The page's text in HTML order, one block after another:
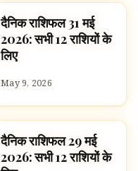
ज्योतिष
दैनिक राशिफल 31 मई
2026: सभी 12 राशियों के
लिए
May 9, 2026
ज्योतिष
दैनिक राशिफल 29 मई
2026: सभी 12 राशियों के